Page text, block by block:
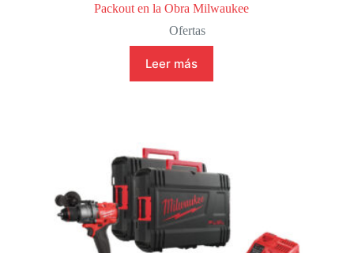
Packout en la Obra Milwaukee
Ofertas
Leer más